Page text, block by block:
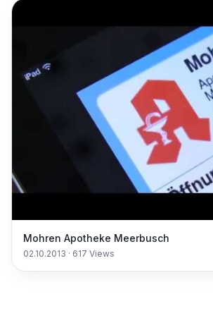
Mohren Apotheke Meerbusch
02.10.2013 · 617 Views